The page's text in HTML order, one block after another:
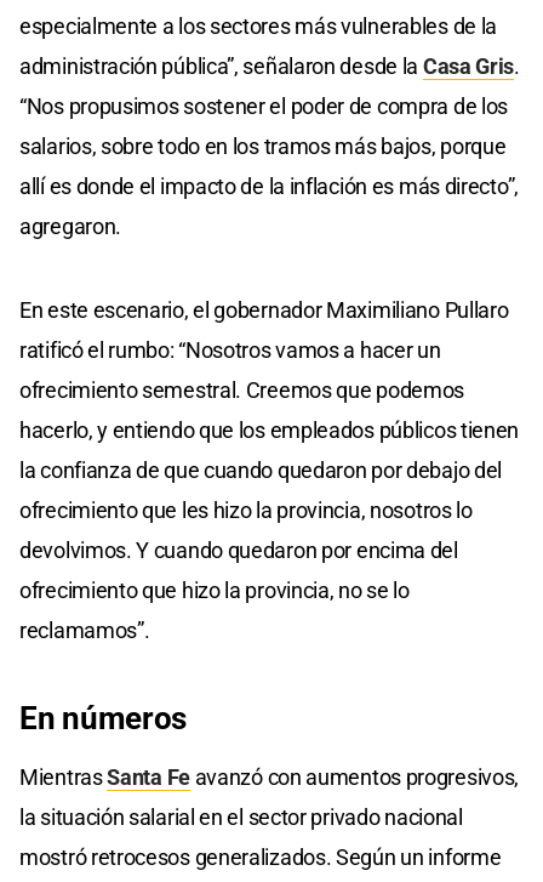
especialmente a los sectores más vulnerables de la
administración pública”, señalaron desde la Casa Gris.
“Nos propusimos sostener el poder de compra de los
salarios, sobre todo en los tramos más bajos, porque
allí es donde el impacto de la inflación es más directo”,
agregaron.
En este escenario, el gobernador Maximiliano Pullaro
ratificó el rumbo: “Nosotros vamos a hacer un
ofrecimiento semestral. Creemos que podemos
hacerlo, y entiendo que los empleados públicos tienen
la confianza de que cuando quedaron por debajo del
ofrecimiento que les hizo la provincia, nosotros lo
devolvimos. Y cuando quedaron por encima del
ofrecimiento que hizo la provincia, no se lo
reclamamos”.
En números
MientrasSanta Feavanzó con aumentos progresivos,
la situación salarial en el sector privado nacional
mostró retrocesos generalizados. Según un informe